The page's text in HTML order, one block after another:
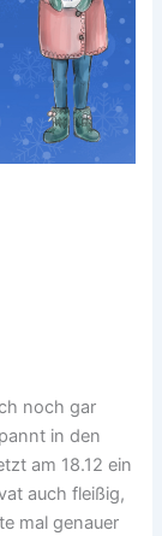
noch gar
in den
am 18.12 ein
auch fleißig,
mal genauer